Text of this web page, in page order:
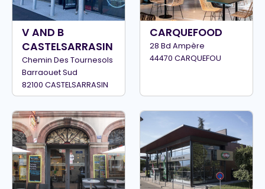
V AND B
CASTELSARRASIN
Chemin Des Tournesols
Barraouet Sud
82100 CASTELSARRASIN
CARQUEFOOD
28 Bd Ampère
44470 CARQUEFOU